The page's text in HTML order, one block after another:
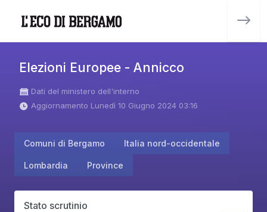
Elezioni Europee - Annicco
Dati del ministero dell'interno
Aggiornamento Lunedì 10 Giugno 2024 03:16
Comuni di Bergamo Italia nord-occidentale
Lombardia Province
Stato scrutinio